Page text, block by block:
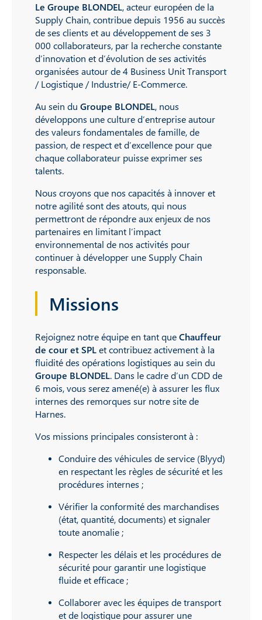
Le Groupe BLONDEL, acteur européen de la
Supply Chain, contribue depuis 1956 au succès
de ses clients et au développement de ses 3
000 collaborateurs, par la recherche constante
d’innovation et d’évolution de ses activités
organisées autour de 4 Business Unit Transport
/ Logistique / Industrie/ E-Commerce.
Au sein du Groupe BLONDEL, nous
développons une culture d’entreprise autour
des valeurs fondamentales de famille, de
passion, de respect et d’excellence pour que
chaque collaborateur puisse exprimer ses
talents.
Nous croyons que nos capacités à innover et
notre agilité sont des atouts, qui nous
permettront de répondre aux enjeux de nos
partenaires en limitant l’impact
environnemental de nos activités pour
continuer à développer une Supply Chain
responsable.
Missions
Rejoignez notre équipe en tant queChauffeur
de cour et SPLet contribuez activement à la
fluidité des opérations logistiques au sein du
Groupe BLONDEL. Dans le cadre d’un CDD de
6 mois, vous serez amené(e) à assurer les flux
internes des remorques sur notre site de
Harnes.
Vos missions principales consisteront à :
Conduire des véhicules de service (Blyyd)
en respectant les règles de sécurité et les
procédures internes ;
Vérifier la conformité des marchandises
(état, quantité, documents) et signaler
toute anomalie ;
Respecter les délais et les procédures de
sécurité pour garantir une logistique
fluide et efficace ;
Collaborer avec les équipes de transport
et de logistique pour assurer une